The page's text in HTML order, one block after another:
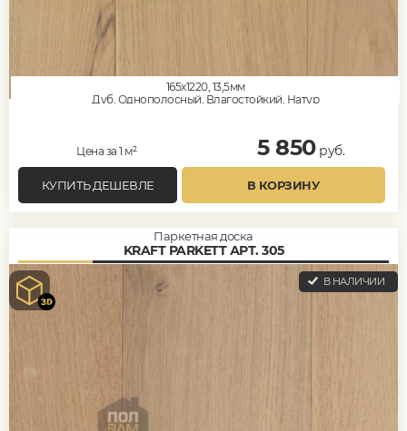
165x1220, 13,5мм
Дуб, Однополосный, Влагостойкий, Натур
Цена за 1 м² 5 850руб.
КУПИТЬ ДЕШЕВЛЕ В КОРЗИНУ
Паркетная доска
KRAFT PARKETT АРТ. 305
В НАЛИЧИИ